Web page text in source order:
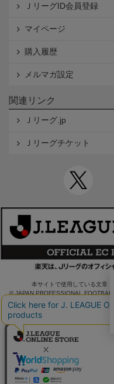
ＪリーグID会員登録
マイページ
購入履歴
メルマガ設定
関連リンク
Ｊリーグ.jp
Ｊリーグチケット
本サイトで使用している文章
© JAPAN PROFESSIONAL